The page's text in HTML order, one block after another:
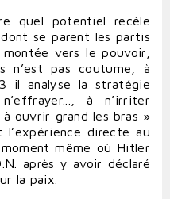
quel potentiel recèle
dont se parent les partis
vers le pouvoir,
n’est pas coutume, à
il analyse la stratégie
à n’irriter
ouvrir grand les bras »
directe au
même où Hitler
après y avoir déclaré
la paix.